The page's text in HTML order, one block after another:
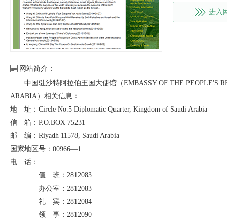
进入
网站简介：
中国驻沙特阿拉伯王国大使馆（EMBASSY OF THE PEOPLE'S
ARABIA）相关信息：
地 址：Circle No.5 Diplomatic Quarter, Kingdom of Saudi Arabia
信 箱：P.O.BOX 75231
邮 编：Riyadh 11578, Saudi Arabia
国家地区号：00966—1
电 话：
值 班：2812083
办公室：2812083
礼 宾：2812084
领 事：2812090